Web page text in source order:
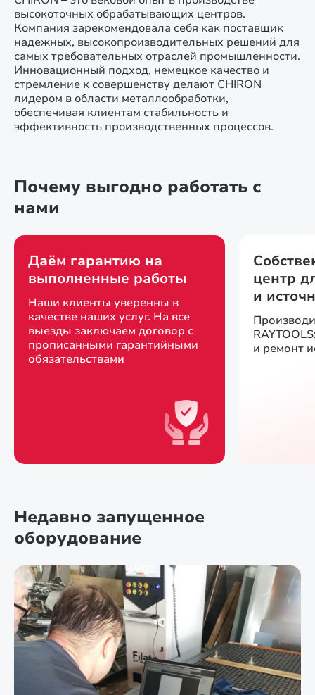
высокоточных обрабатывающих центров.
Компания зарекомендовала себя как поставщик
надежных, высокопроизводительных решений для
самых требовательных отраслей промышленности.
Инновационный подход, немецкое качество и
стремление к совершенству делают CHIRON
лидером в области металлообработки,
обеспечивая клиентам стабильность и
эффективность производственных процессов.
Почему выгодно работать с
нами
Даём гарантию на
выполненные работы
Наши клиенты уверенны в
качестве наших услуг. На все
выезды заключаем договор с
прописанными гарантийными
обязательствами
центр
и
и ремонт
Недавно запущенное
оборудование